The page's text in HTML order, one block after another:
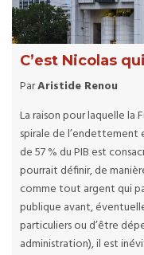
C’est Nicolas
ParAristide Renou
La raison pour laquelle la
spirale de l’endettement
de 57 % du PIB est
pourrait définir, de
comme tout argent qui
publique avant,
particuliers ou d’être
administration), il est